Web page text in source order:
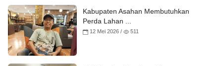
Kabupaten Asahan Membutuhkan
Perda Lahan ...
12 Mei 2026 / 511